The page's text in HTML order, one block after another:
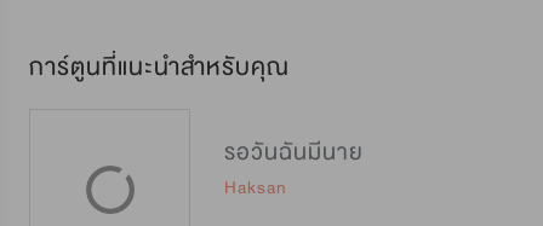
การ์ตูนที่แนะนำสำหรับคุณ
รอวันฉันมีนาย
Haksan